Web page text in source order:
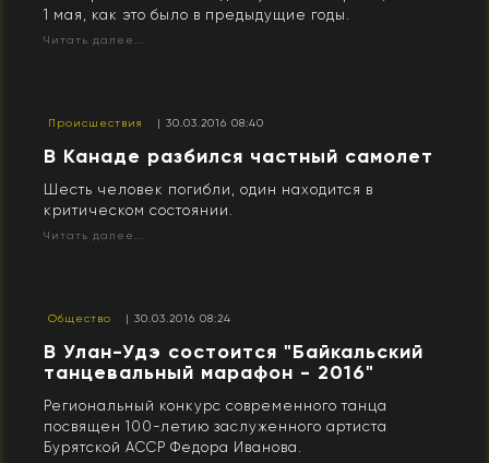
1 мая, как это было в предыдущие годы.
Читать далее...
Происшествия | 30.03.2016 08:40
В Канаде разбился частный самолет
Шесть человек погибли, один находится в
критическом состоянии.
Читать далее...
Общество | 30.03.2016 08:24
В Улан-Удэ состоится "Байкальский
танцевальный марафон - 2016"
Региональный конкурс современного танца
посвящен 100-летию заслуженного артиста
Бурятской АССР Федора Иванова.